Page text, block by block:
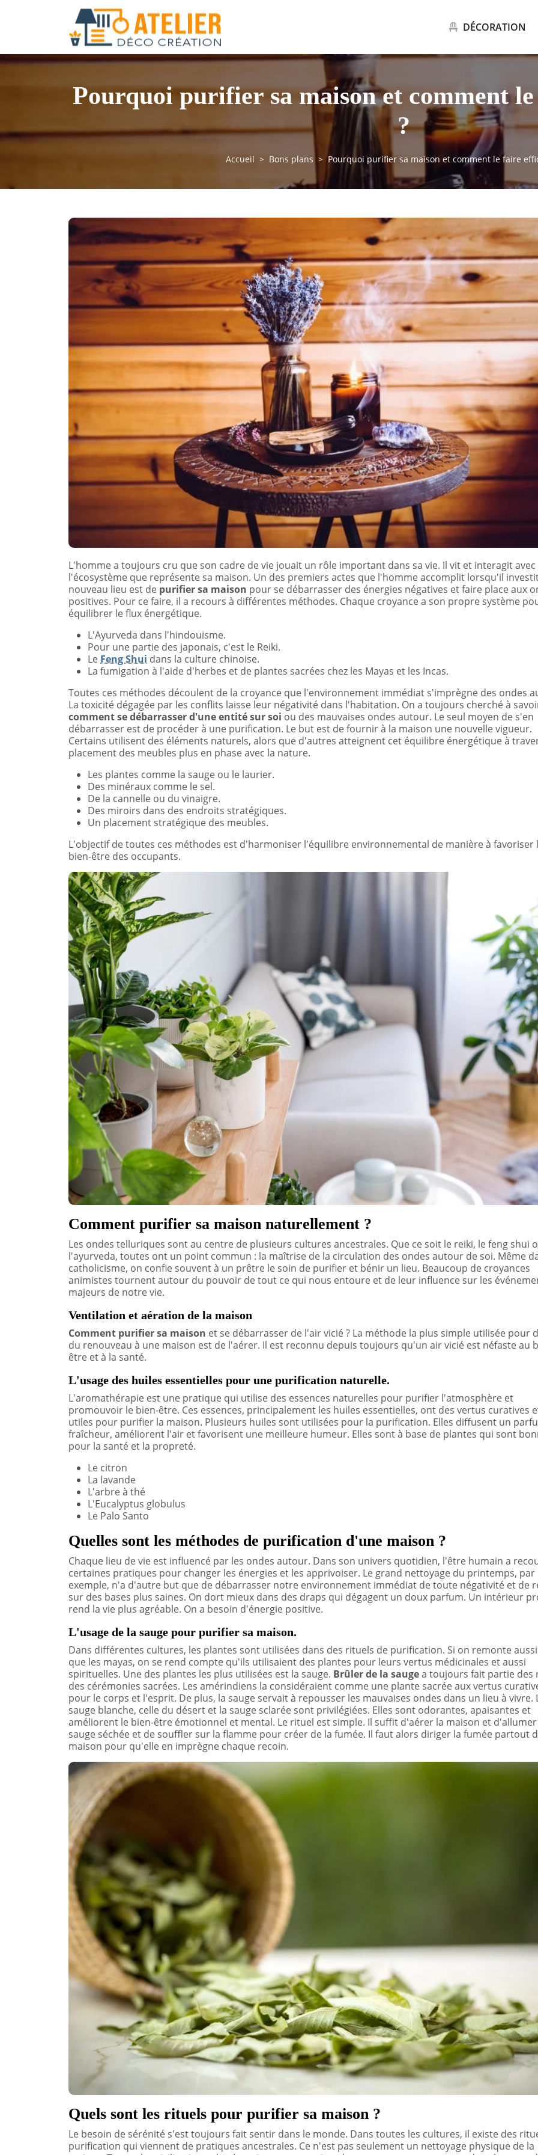
DÉCORATION
Pourquoi purifier sa maison et comment
?
Accueil Bons plans Pourquoi purifier sa maison et comment le faire
L'homme a toujours cru que son cadre de vie jouait un rôle important dans sa vie. Il vit et interagit avec
l'écosystème que représente sa maison. Un des premiers actes que l'homme accomplit lorsqu'il
nouveau lieu est de purifier sa maison pour se débarrasser des énergies négatives et faire place aux
positives. Pour ce faire, il a recours à différentes méthodes. Chaque croyance a son propre système
équilibrer le flux énergétique.
L'Ayurveda dans l'hindouisme.
Pour une partie des japonais, c'est le Reiki.
Le Feng Shui dans la culture chinoise.
La fumigation à l'aide d'herbes et de plantes sacrées chez les Mayas et les Incas.
Toutes ces méthodes découlent de la croyance que l'environnement immédiat s'imprègne des ondes
La toxicité dégagée par les conflits laisse leur négativité dans l'habitation. On a toujours cherché à
comment se débarrasser d'une entité sur soi ou des mauvaises ondes autour. Le seul moyen de s'en
débarrasser est de procéder à une purification. Le but est de fournir à la maison une nouvelle vigueur.
Certains utilisent des éléments naturels, alors que d'autres atteignent cet équilibre énergétique à
placement des meubles plus en phase avec la nature.
Les plantes comme la sauge ou le laurier.
Des minéraux comme le sel.
De la cannelle ou du vinaigre.
Des miroirs dans des endroits stratégiques.
Un placement stratégique des meubles.
L'objectif de toutes ces méthodes est d'harmoniser l'équilibre environnemental de manière à favoriser
bien-être des occupants.
Comment purifier sa maison naturellement ?
Les ondes telluriques sont au centre de plusieurs cultures ancestrales. Que ce soit le reiki, le feng shui
l'ayurveda, toutes ont un point commun : la maîtrise de la circulation des ondes autour de soi. Même
catholicisme, on confie souvent à un prêtre le soin de purifier et bénir un lieu. Beaucoup de croyances
animistes tournent autour du pouvoir de tout ce qui nous entoure et de leur influence sur les
majeurs de notre vie.
Ventilation et aération de la maison
Comment purifier sa maison et se débarrasser de l'air vicié ? La méthode la plus simple utilisée pour
du renouveau à une maison est de l'aérer. Il est reconnu depuis toujours qu'un air vicié est néfaste au
être et à la santé.
L'usage des huiles essentielles pour une purification naturelle.
L'aromathérapie est une pratique qui utilise des essences naturelles pour purifier l'atmosphère et
promouvoir le bien-être. Ces essences, principalement les huiles essentielles, ont des vertus curatives
utiles pour purifier la maison. Plusieurs huiles sont utilisées pour la purification. Elles diffusent un
fraîcheur, améliorent l'air et favorisent une meilleure humeur. Elles sont à base de plantes qui sont
pour la santé et la propreté.
Le citron
La lavande
L'arbre à thé
L'Eucalyptus globulus
Le Palo Santo
Quelles sont les méthodes de purification d'une maison ?
Chaque lieu de vie est influencé par les ondes autour. Dans son univers quotidien, l'être humain a
certaines pratiques pour changer les énergies et les apprivoiser. Le grand nettoyage du printemps, par
exemple, n'a d'autre but que de débarrasser notre environnement immédiat de toute négativité et de
sur des bases plus saines. On dort mieux dans des draps qui dégagent un doux parfum. Un intérieur
rend la vie plus agréable. On a besoin d'énergie positive.
L'usage de la sauge pour purifier sa maison.
Dans différentes cultures, les plantes sont utilisées dans des rituels de purification. Si on remonte
que les mayas, on se rend compte qu'ils utilisaient des plantes pour leurs vertus médicinales et aussi
spirituelles. Une des plantes les plus utilisées est la sauge. Brûler de la saugea toujours fait partie des
des cérémonies sacrées. Les amérindiens la considéraient comme une plante sacrée aux vertus
pour le corps et l'esprit. De plus, la sauge servait à repousser les mauvaises ondes dans un lieu à vivre.
sauge blanche, celle du désert et la sauge sclarée sont privilégiées. Elles sont odorantes, apaisantes et
améliorent le bien-être émotionnel et mental. Le rituel est simple. Il suffit d'aérer la maison et
sauge séchée et de souffler sur la flamme pour créer de la fumée. Il faut alors diriger la fumée partout
maison pour qu'elle en imprègne chaque recoin.
Quels sont les rituels pour purifier sa maison ?
Le besoin de sérénité s'est toujours fait sentir dans le monde. Dans toutes les cultures, il existe des
purification qui viennent de pratiques ancestrales. Ce n'est pas seulement un nettoyage physique de la